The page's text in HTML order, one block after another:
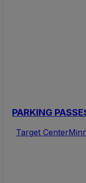
PARKING
Target Center